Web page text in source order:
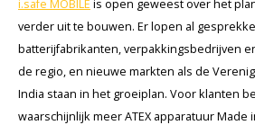
i.safe MOBILE is open geweest over het
verder uit te bouwen. Er lopen al
batterijfabrikanten, verpakkingsbedrijven
de regio, en nieuwe markten als de
India staan in het groeiplan. Voor klanten
waarschijnlijk meer ATEX apparatuur Made